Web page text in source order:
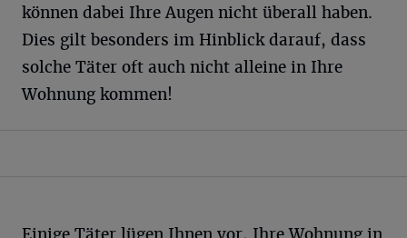
können dabei Ihre Augen nicht überall haben.
Dies gilt besonders im Hinblick darauf, dass
solche Täter oft auch nicht alleine in Ihre
Wohnung kommen!